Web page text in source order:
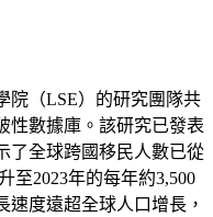
院（LSE）的研究團隊共
性數據庫。該研究已發表
了全球跨國移民人數已從
至2023年的每年約3,500
速度遠超全球人口增長，